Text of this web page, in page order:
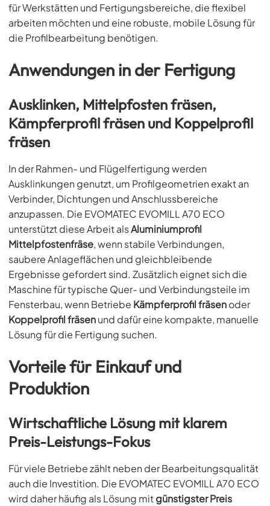
für Werkstätten und Fertigungsbereiche, die flexibel
arbeiten möchten und eine robuste, mobile Lösung für
die Profilbearbeitung benötigen.
Anwendungen in der Fertigung
Ausklinken, Mittelpfosten fräsen,
Kämpferprofil fräsen und Koppelprofil
fräsen
In der Rahmen- und Flügelfertigung werden
Ausklinkungen genutzt, um Profilgeometrien exakt an
Verbinder, Dichtungen und Anschlussbereiche
anzupassen. Die EVOMATEC EVOMILL A70 ECO
unterstützt diese Arbeit alsAluminiumprofil
Mittelpfostenfräse, wenn stabile Verbindungen,
saubere Anlageflächen und gleichbleibende
Ergebnisse gefordert sind. Zusätzlich eignet sich die
Maschine für typische Quer- und Verbindungsteile im
Fensterbau, wenn Betriebe Kämpferprofil fräsenoder
Koppelprofil fräsenund dafür eine kompakte, manuelle
Lösung für die Fertigung suchen.
Vorteile für Einkauf und
Produktion
Wirtschaftliche Lösung mit klarem
Preis-Leistungs-Fokus
Für viele Betriebe zählt neben der Bearbeitungsqualität
auch die Investition. Die EVOMATEC EVOMILL A70 ECO
wird daher häufig als Lösung mitgünstigster Preis